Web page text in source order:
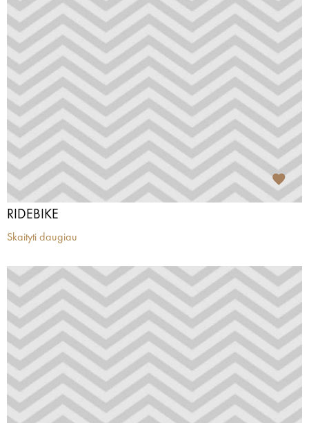
RIDEBIKE
Skaityti daugiau